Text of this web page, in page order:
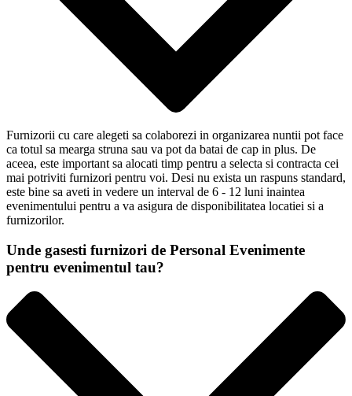
Furnizorii cu care alegeti sa colaborezi in organizarea nuntii pot face
ca totul sa mearga struna sau va pot da batai de cap in plus. De
aceea, este important sa alocati timp pentru a selecta si contracta cei
mai potriviti furnizori pentru voi. Desi nu exista un raspuns standard,
este bine sa aveti in vedere un interval de 6 - 12 luni inaintea
evenimentului pentru a va asigura de disponibilitatea locatiei si a
furnizorilor.
Unde gasesti furnizori de Personal Evenimente
pentru evenimentul tau?